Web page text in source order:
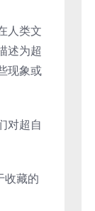
人类文
述为超
现象或
对超自
收藏的